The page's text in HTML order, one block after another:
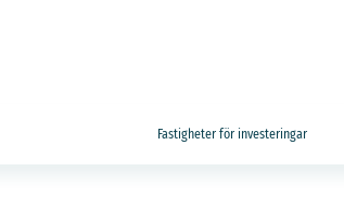
Fastigheter för investeringar